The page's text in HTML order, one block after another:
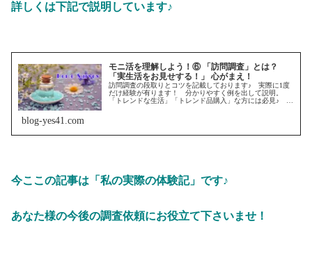
詳しくは下記で説明しています♪
モニ活を理解しよう！⑥ 「訪問調査」とは？
「実生活をお見せする！」 心がまえ！
訪問調査の段取りとコツを記載しております♪ 実際に1度
だけ経験が有ります！ 分かりやすく例を出して説明。
「トレンドな生活」「トレンド品購入」な方には必見♪ 参
blog-yes41.com
今ここの記事は「私の実際の体験記」です♪
あなた様の今後の調査依頼にお役立て下さいませ！